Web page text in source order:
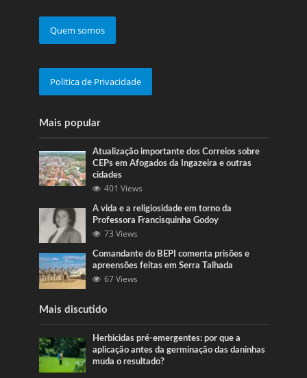
Quem somos
Politica de Privacidade
Mais popular
Atualização importante dos Correios sobre
CEPs em Afogados da Ingazeira e outras
cidades
401 Views
A vida e a religiosidade em torno da
Professora Francisquinha Godoy
73 Views
Comandante do BEPI comenta prisões e
apreensões feitas em Serra Talhada
67 Views
Mais discutido
Herbicidas pré-emergentes: por que a
aplicação antes da germinação das daninhas
muda o resultado?